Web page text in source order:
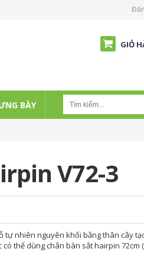
GIỎ
BÀY
V72-3
tự nhiên nguyên khối bằng thân cây
thể dùng chân bàn sắt hairpin 72cm